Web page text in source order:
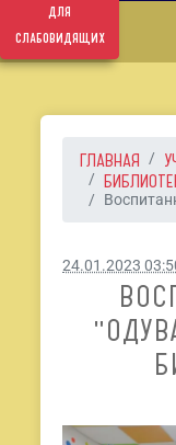
для
слабовидящих
ГЛАВНАЯ
24.01.2023